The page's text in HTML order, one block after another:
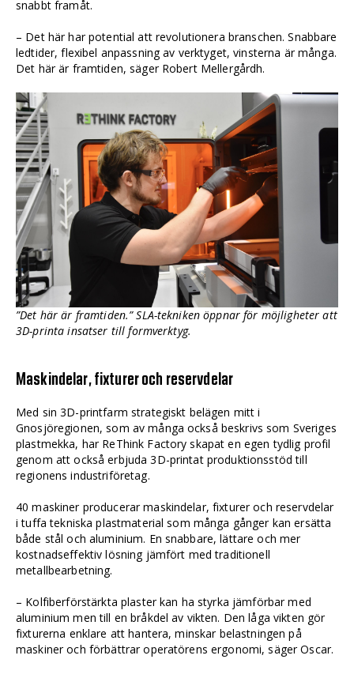
snabbt framåt.
– Det här har potential att revolutionera branschen. Snabbare
ledtider, flexibel anpassning av verktyget, vinsterna är många.
Det här är framtiden, säger Robert Mellergårdh.
”Det här är framtiden.” SLA-tekniken öppnar för möjligheter att
3D-printa insatser till formverktyg.
Maskindelar, fixturer och reservdelar
Med sin 3D-printfarm strategiskt belägen mitt i
Gnosjöregionen, som av många också beskrivs som Sveriges
plastmekka, har ReThink Factory skapat en egen tydlig profil
genom att också erbjuda 3D-printat produktionsstöd till
regionens industriföretag.
40 maskiner producerar maskindelar, fixturer och reservdelar
i tuffa tekniska plastmaterial som många gånger kan ersätta
både stål och aluminium. En snabbare, lättare och mer
kostnadseffektiv lösning jämfört med traditionell
metallbearbetning.
– Kolfiberförstärkta plaster kan ha styrka jämförbar med
aluminium men till en bråkdel av vikten. Den låga vikten gör
fixturerna enklare att hantera, minskar belastningen på
maskiner och förbättrar operatörens ergonomi, säger Oscar.